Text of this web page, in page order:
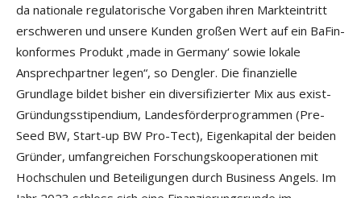
da nationale regulatorische Vorgaben ihren Markteintritt
erschweren und unsere Kunden großen Wert auf ein BaFin-
konformes Produkt ‚made in Germany‘ sowie lokale
Ansprechpartner legen“, so Dengler. Die finanzielle
Grundlage bildet bisher ein diversifizierter Mix aus exist-
Gründungsstipendium, Landesförderprogrammen (Pre-
Seed BW, Start-up BW Pro-Tect), Eigenkapital der beiden
Gründer, umfangreichen Forschungskooperationen mit
Hochschulen und Beteiligungen durch Business Angels. Im